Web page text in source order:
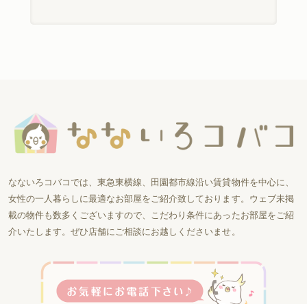
なないろコバコでは、東急東横線、田園都市線沿い賃貸物件を中心に、
女性の一人暮らしに最適なお部屋をご紹介致しております。ウェブ未掲
載の物件も数多くございますので、こだわり条件にあったお部屋をご紹
介いたします。ぜひ店舗にご相談にお越しくださいませ。